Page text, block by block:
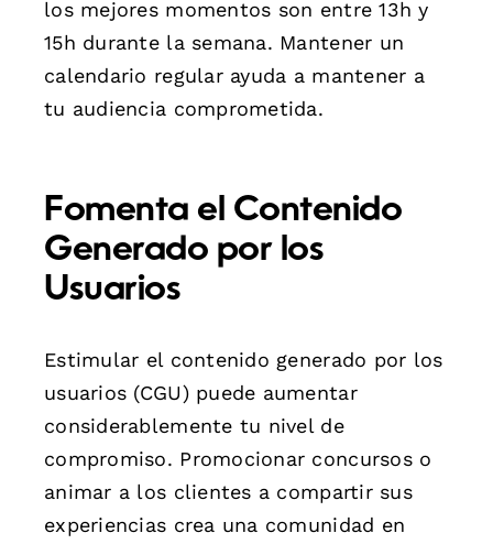
los mejores momentos son entre 13h y
15h durante la semana. Mantener un
calendario regular ayuda a mantener a
tu audiencia comprometida.
Fomenta el Contenido
Generado por los
Usuarios
Estimular el contenido generado por los
usuarios (CGU) puede aumentar
considerablemente tu nivel de
compromiso. Promocionar concursos o
animar a los clientes a compartir sus
experiencias crea una comunidad en